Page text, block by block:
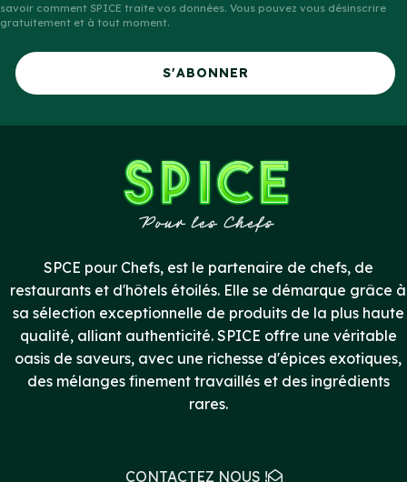
savoir comment SPICE traite vos données. Vous pouvez vous désinscrire
gratuitement et à tout moment.
S'ABONNER
SPCE pour Chefs, est le partenaire de chefs, de
restaurants et d'hôtels étoilés. Elle se démarque grâce à
sa sélection exceptionnelle de produits de la plus haute
qualité, alliant authenticité. SPICE offre une véritable
oasis de saveurs, avec une richesse d'épices exotiques,
des mélanges finement travaillés et des ingrédients
rares.
CONTACTEZ NOUS !